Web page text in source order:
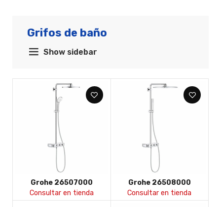
Grifos de baño
Show sidebar
Grohe 26507000
Sistema ducha
Smartactive 310 ducha
Consultar en tienda
Grohe 26508000
Sistema ducha
Smartactive 310 ducha
Consultar en tienda